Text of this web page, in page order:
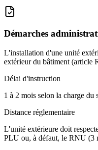
Démarches
L'installation d'une unité
extérieur du bâtiment (article
Délai d'instruction
1 à 2 mois selon la charge du
Distance réglementaire
L'unité extérieure doit
PLU ou, à défaut, le RNU (3